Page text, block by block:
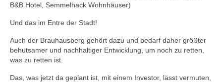
B&B Hotel, Semmelhack Wohnhäuser)
Und das im Entre der Stadt!
Auch der Brauhausberg gehört dazu und bedarf daher größter
behutsamer und nachhaltiger Entwicklung, um noch zu retten,
was zu retten ist.
Das, was jetzt da geplant ist, mit einem Investor, lässt vermuten,